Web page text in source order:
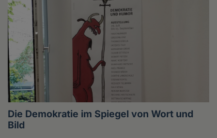
Die Demokratie im Spiegel von Wort und
Bild